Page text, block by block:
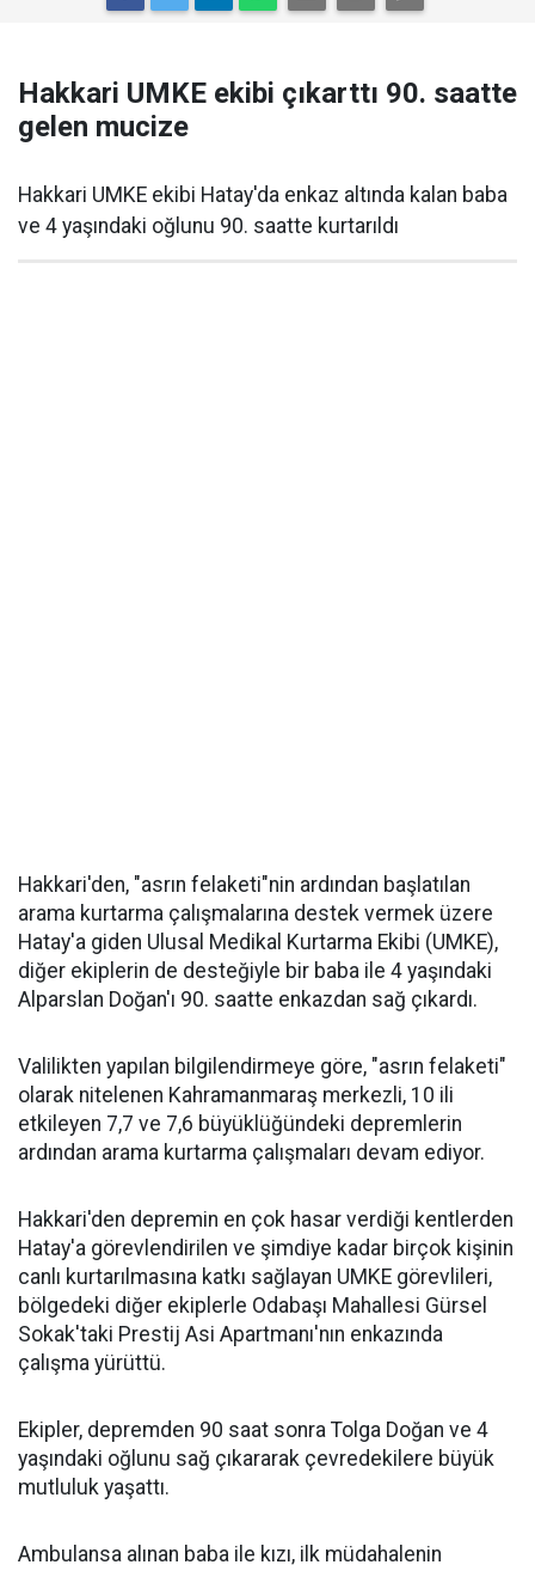
Hakkari UMKE ekibi çıkarttı 90. saatte
gelen mucize
Hakkari UMKE ekibi Hatay'da enkaz altında kalan baba
ve 4 yaşındaki oğlunu 90. saatte kurtarıldı
Hakkari'den, "asrın felaketi"nin ardından başlatılan
arama kurtarma çalışmalarına destek vermek üzere
Hatay'a giden Ulusal Medikal Kurtarma Ekibi (UMKE),
diğer ekiplerin de desteğiyle bir baba ile 4 yaşındaki
Alparslan Doğan'ı 90. saatte enkazdan sağ çıkardı.
Valilikten yapılan bilgilendirmeye göre, "asrın felaketi"
olarak nitelenen Kahramanmaraş merkezli, 10 ili
etkileyen 7,7 ve 7,6 büyüklüğündeki depremlerin
ardından arama kurtarma çalışmaları devam ediyor.
Hakkari'den depremin en çok hasar verdiği kentlerden
Hatay'a görevlendirilen ve şimdiye kadar birçok kişinin
canlı kurtarılmasına katkı sağlayan UMKE görevlileri,
bölgedeki diğer ekiplerle Odabaşı Mahallesi Gürsel
Sokak'taki Prestij Asi Apartmanı'nın enkazında
çalışma yürüttü.
Ekipler, depremden 90 saat sonra Tolga Doğan ve 4
yaşındaki oğlunu sağ çıkararak çevredekilere büyük
mutluluk yaşattı.
Ambulansa alınan baba ile kızı, ilk müdahalenin